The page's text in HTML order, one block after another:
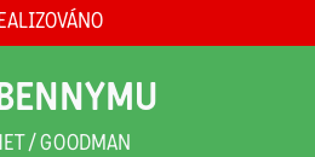
/ GOODMAN